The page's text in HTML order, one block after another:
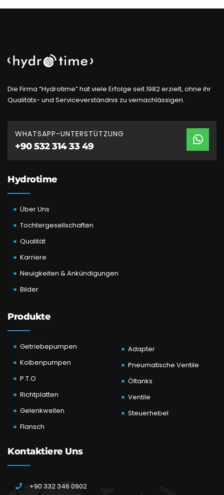
Die Firma “Hydrotime” hat viele Erfolge seit 1982 erzielt, ohne ihr
Qualitäts- und Serviceverständnis zu vernachlässigen.
WHATSAPP-UNTERSTÜTZUNG
+90 532 314 33 49
Hydrotime
Über Uns
Tochtergesellschaften
Qualität
Karriere
Neuigkeiten & Ankündigungen
Bilder
Produkte
Getriebepumpen
Kolbenpumpen
P.T.O
Richtplatten
Gelenkwellen
Flansch
Adapter
Pneumatische Ventile
Öltanks
Ventile
Steuerhebel
Kontaktiere Uns
+90 332 346 0902